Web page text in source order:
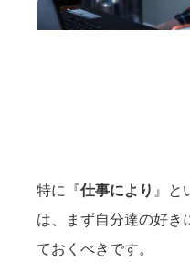
特に『仕事により 』と
は、まず自分達の好き
ておくべきです。